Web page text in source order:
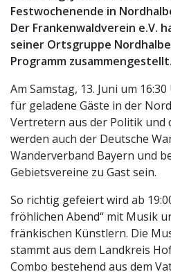
Festwochenende in
Der Frankenwaldverein e.V.
seiner Ortsgruppe
Programm zusammengestellt.
Am Samstag, 13. Juni um
für geladene Gäste in der
Vertretern aus der Politik und
werden auch der Deutsche
Wanderverband Bayern und
Gebietsvereine zu Gast sein.
So richtig gefeiert wird ab
fröhlichen Abend“ mit Musik
fränkischen Künstlern. Die
stammt aus dem Landkreis
Combo bestehend aus dem